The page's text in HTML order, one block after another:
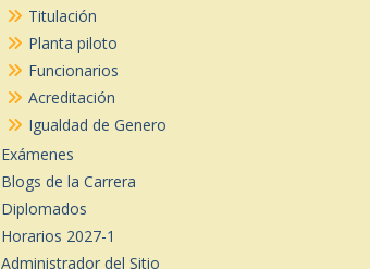
Titulación
Planta piloto
Funcionarios
Acreditación
Igualdad de Genero
Exámenes
Blogs de la Carrera
Diplomados
Horarios 2027-1
Administrador del Sitio